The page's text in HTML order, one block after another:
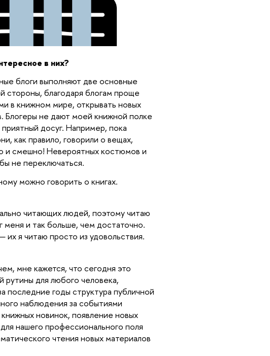
в них?
блоги выполняют две основные
стороны, благодаря блогам проще
в книжном мире, открывать новых
Блогеры не дают моей книжной полке
досуг. Например, пока
как правило, говорили о вещах,
и смешно! Невероятных костюмов и
не переключаться.
можно говорить о книгах.
читающих людей, поэтому читаю
меня и так больше, чем достаточно.
я читаю просто из удовольствия.
мне кажется, что сегодня это
для любого человека,
последние годы структура публичной
наблюдения за событиями
новинок, появление новых
нашего профессионального поля
чтения новых материалов